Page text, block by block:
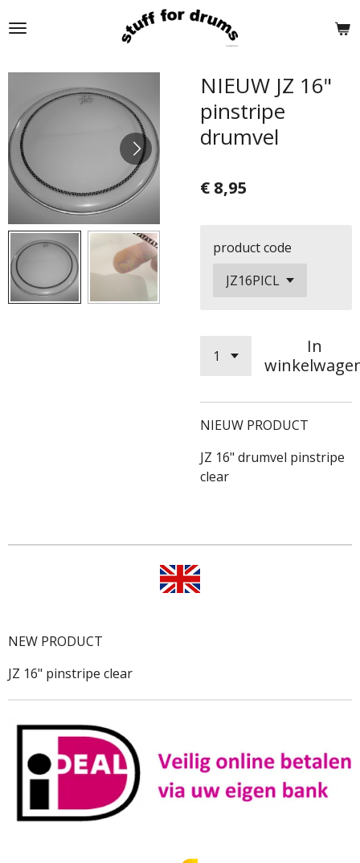
direct
de
hoofdinhoud
NIEUW JZ 16"
pinstripe
drumvel
€ 8,95
product code
In
NIEUW PRODUCT
JZ 16" drumvel pinstripe
clear
NEW PRODUCT
JZ 16" pinstripe clear